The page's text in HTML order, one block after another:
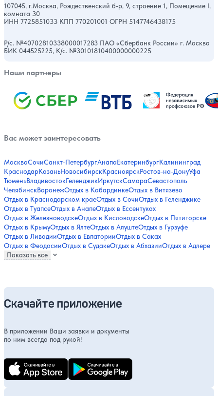
107045, г.Москва, Рождественский б-р, 9, строение 1, Помещение I,
комната 30
ИНН 7725851033 КПП 770201001 ОГРН 5147746438175
Р/с. №40702810338000017283 ПАО «Сбербанк России» г. Москва
БИК 044525225, К/с. №30101810400000000225
Наши партнеры
Вас может заинтересовать
МоскваСочиСанкт-ПетербургАнапаЕкатеринбургКалининград
КраснодарКазаньНовосибирскКрасноярскРостов-на-ДонуУфа
ТюменьВладивостокГеленджикИркутскСамараСевастополь
ЧелябинскВоронежОтдых в КабардинкеОтдых в Витязево
Отдых в Краснодарском краеОтдых в СочиОтдых в Геленджике
Отдых в ТуапсеОтдых в АнапеОтдых в Ессентуках
Отдых в ЖелезноводскеОтдых в КисловодскеОтдых в Пятигорске
Отдых в КрымуОтдых в ЯлтеОтдых в АлуштеОтдых в Гурзуфе
Отдых в ЛивадииОтдых в ЕвпаторииОтдых в Саках
Отдых в ФеодосииОтдых в СудакеОтдых в АбхазииОтдых в Адлере
Показать все
Скачайте приложение
В приложении Ваши заявки и документы
по ним всегда под рукой!